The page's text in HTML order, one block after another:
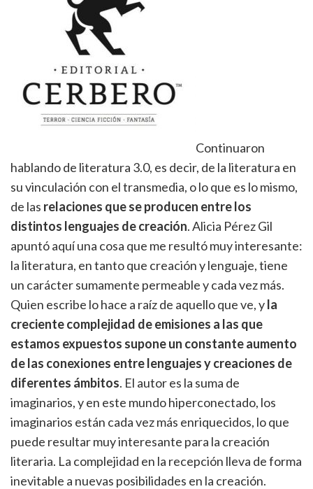
Continuaron
hablando de literatura 3.0, es decir, de la literatura en
su vinculación con el transmedia, o lo que es lo mismo,
de las relaciones que se producen entre los
distintos lenguajes de creación. Alicia Pérez Gil
apuntó aquí una cosa que me resultó muy interesante:
la literatura, en tanto que creación y lenguaje, tiene
un carácter sumamente permeable y cada vez más.
Quien escribe lo hace a raíz de aquello que ve, yla
creciente complejidad de emisiones a las que
estamos expuestos supone un constante aumento
de las conexiones entre lenguajes y creaciones de
diferentes ámbitos. El autor es la suma de
imaginarios, y en este mundo hiperconectado, los
imaginarios están cada vez más enriquecidos, lo que
puede resultar muy interesante para la creación
literaria. La complejidad en la recepción lleva de forma
inevitable a nuevas posibilidades en la creación.